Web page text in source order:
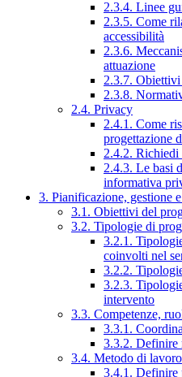
2.3.4. Linee
2.3.5. Come
accessibilità
2.3.6.
attuazione
2.3.7. Obiettivi
2.3.8.
2.4. Privacy
2.4.1. Come
progettazione
2.4.2. Richiedi
2.4.3. Le basi
informativa
3. Pianificazione, gestione
3.1. Obiettivi del
3.2. Tipologie di
3.2.1.
coinvolti nel
3.2.2.
3.2.3.
intervento
3.3. Competenze,
3.3.1.
3.3.2. Definire
3.4. Metodo di lavoro
3.4.1. Definire